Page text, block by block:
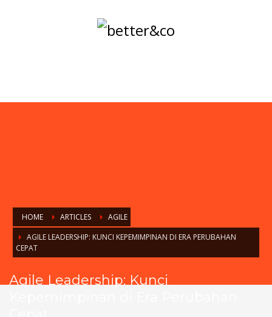
HOME ARTICLES
AGILE
AGILE LEADERSHIP: KUNCI KEPEMIMPINAN DI ERA PERUBAHAN
CEPAT
Agile Leadership: Kunci